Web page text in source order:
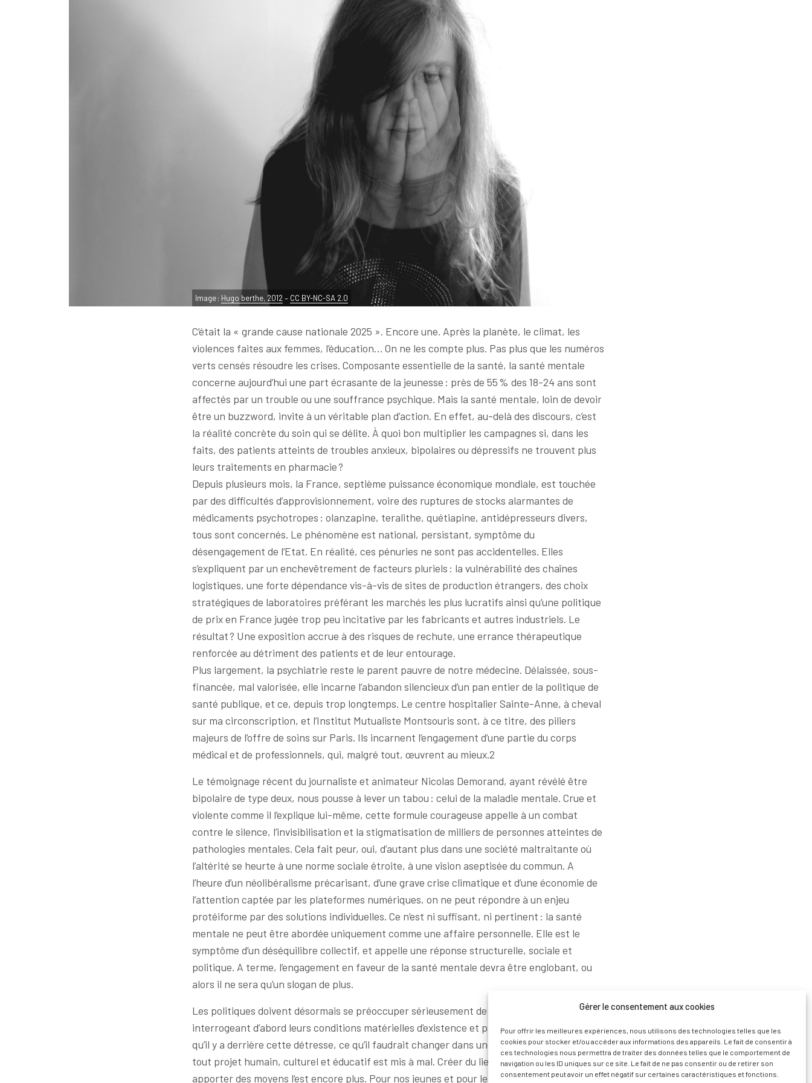
Gérer le consentement aux cookies
Pour offrir les meilleures expériences, nous utilisons des technologies telles que les
cookies pour stocker et/ou accéder aux informations des appareils. Le fait de consentir à
ces technologies nous permettra de traiter des données telles que le comportement de
navigation ou les ID uniques sur ce site. Le fait de ne pas consentir ou de retirer son
consentement peut avoir un effet négatif sur certaines caractéristiques et fonctions.
Image : Hugo berthe, 2012– CC BY-NC-SA 2.0
C’était la « grande cause nationale 2025 ». Encore une. Après la planète, le climat, les
violences faites aux femmes, l’éducation… On ne les compte plus. Pas plus que les numéros
verts censés résoudre les crises. Composante essentielle de la santé, la santé mentale
concerne aujourd’hui une part écrasante de la jeunesse : près de 55 % des 18-24 ans sont
affectés par un trouble ou une souffrance psychique. Mais la santé mentale, loin de devoir
être un buzzword, invite à un véritable plan d’action. En effet, au-delà des discours, c’est
la réalité concrète du soin qui se délite. À quoi bon multiplier les campagnes si, dans les
faits, des patients atteints de troubles anxieux, bipolaires ou dépressifs ne trouvent plus
leurs traitements en pharmacie ?
Depuis plusieurs mois, la France, septième puissance économique mondiale, est touchée
par des difficultés d’approvisionnement, voire des ruptures de stocks alarmantes de
médicaments psychotropes : olanzapine, teralithe, quétiapine, antidépresseurs divers,
tous sont concernés. Le phénomène est national, persistant, symptôme du
désengagement de l’Etat. En réalité, ces pénuries ne sont pas accidentelles. Elles
s’expliquent par un enchevêtrement de facteurs pluriels : la vulnérabilité des chaînes
logistiques, une forte dépendance vis-à-vis de sites de production étrangers, des choix
stratégiques de laboratoires préférant les marchés les plus lucratifs ainsi qu’une politique
de prix en France jugée trop peu incitative par les fabricants et autres industriels. Le
résultat ? Une exposition accrue à des risques de rechute, une errance thérapeutique
renforcée au détriment des patients et de leur entourage.
Plus largement, la psychiatrie reste le parent pauvre de notre médecine. Délaissée, sous-
financée, mal valorisée, elle incarne l’abandon silencieux d’un pan entier de la politique de
santé publique, et ce, depuis trop longtemps. Le centre hospitalier Sainte-Anne, à cheval
sur ma circonscription, et l’Institut Mutualiste Montsouris sont, à ce titre, des piliers
majeurs de l’offre de soins sur Paris. Ils incarnent l’engagement d’une partie du corps
médical et de professionnels, qui, malgré tout, œuvrent au mieux.2
Le témoignage récent du journaliste et animateur Nicolas Demorand, ayant révélé être
bipolaire de type deux, nous pousse à lever un tabou : celui de la maladie mentale. Crue et
violente comme il l’explique lui-même, cette formule courageuse appelle à un combat
contre le silence, l’invisibilisation et la stigmatisation de milliers de personnes atteintes de
pathologies mentales. Cela fait peur, oui, d’autant plus dans une société maltraitante où
l’altérité se heurte à une norme sociale étroite, à une vision aseptisée du commun. A
l’heure d’un néolibéralisme précarisant, d’une grave crise climatique et d’une économie de
l’attention captée par les plateformes numériques, on ne peut répondre à un enjeu
protéiforme par des solutions individuelles. Ce n’est ni suffisant, ni pertinent : la santé
mentale ne peut être abordée uniquement comme une affaire personnelle. Elle est le
symptôme d’un déséquilibre collectif, et appelle une réponse structurelle, sociale et
politique. A terme, l’engagement en faveur de la santé mentale devra être englobant, ou
alors il ne sera qu’un slogan de plus.
Les politiques doivent désormais se préoccuper sérieusement de la santé des français, en
interrogeant d’abord leurs conditions matérielles d’existence et pas que. Interrogeons ce
qu’il y a derrière cette détresse, ce qu’il faudrait changer dans une société productiviste où
tout projet humain, culturel et éducatif est mis à mal. Créer du lien est important, y
apporter des moyens l’est encore plus. Pour nos jeunes et pour le futur.